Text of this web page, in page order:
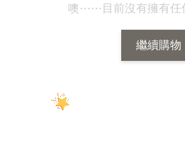
噢⋯⋯目前沒有擁有任
繼續購物